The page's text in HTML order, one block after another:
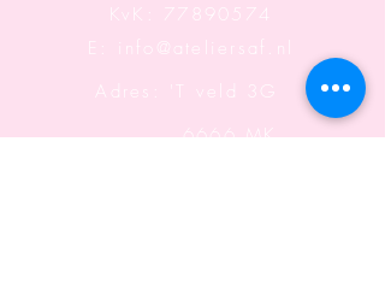
KvK:
77890574
info@ateliersaf.nl
Adres: 'T veld 3G
6666 MK